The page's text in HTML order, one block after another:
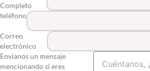
Completo
teléfono
Correo
electrónico
Envianos un mensaje
mencionando si eres